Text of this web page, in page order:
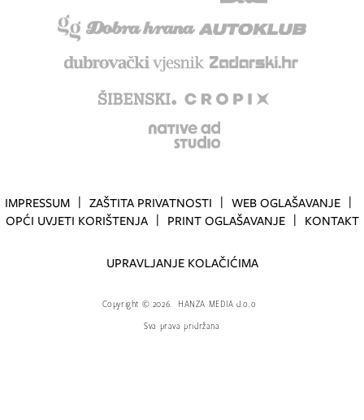
IMPRESSUM ZAŠTITA PRIVATNOSTI
WEB OGLAŠAVANJE
OPĆI UVJETI KORIŠTENJA
PRINT OGLAŠAVANJE KONTAKT
UPRAVLJANJE KOLAČIĆIMA
Copyright © 2026.
HANZA MEDIA d.o.o
Sva prava pridržana